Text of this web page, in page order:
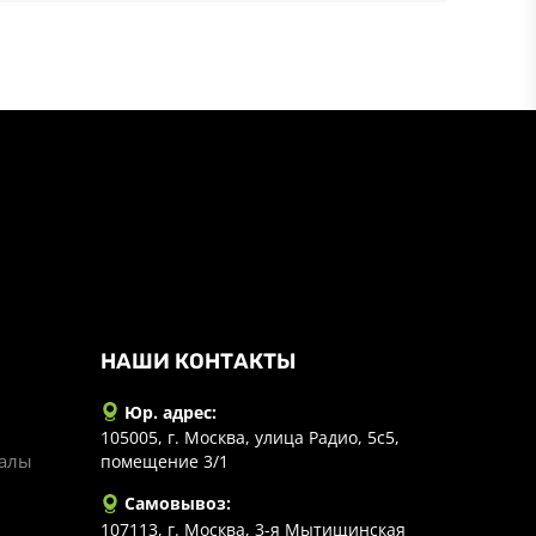
НАШИ КОНТАКТЫ
Юр. адрес:
105005, г. Москва, улица Радио, 5с5,
помещение 3/1
Самовывоз:
107113, г. Москва, 3-я Мытищинская